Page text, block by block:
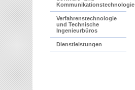
Kommunikationstechnologie
Verfahrenstechnologie
und Technische
Ingenieurbüros
Dienstleistungen